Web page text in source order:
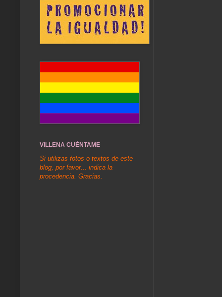
VILLENA CUÉNTAME
Si utilizas fotos o textos de este
blog, por favor... indica la
procedencia. Gracias.